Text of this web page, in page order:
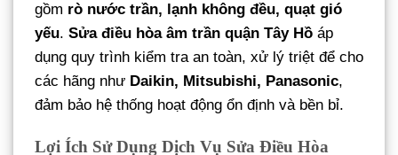
gồm rò nước trần, lạnh không đều, quạt gió
yếu. Sửa điều hòa âm trần quận Tây Hồ áp
dụng quy trình kiểm tra an toàn, xử lý triệt để cho
các hãng như Daikin, Mitsubishi, Panasonic,
đảm bảo hệ thống hoạt động ổn định và bền bỉ.
Lợi Ích Sử Dụng Dịch Vụ Sửa Điều Hòa